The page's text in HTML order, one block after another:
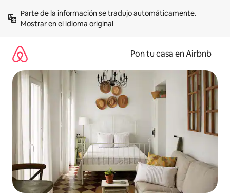
contenidoMostrar en el idioma original
Pon tu casa en Airbnb